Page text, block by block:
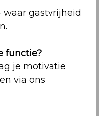
waar gastvrijheid
functie?
je motivatie
via ons